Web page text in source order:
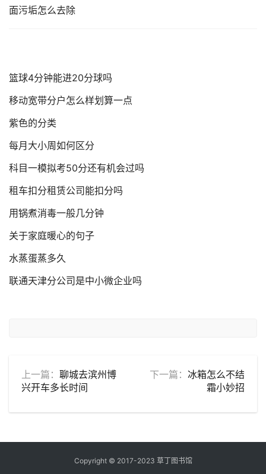
篮球4分钟能进20分球吗
移动宽带分户怎么样划算一点
紫色的分类
每月大小周如何区分
科目一模拟考50分还有机会过吗
租车扣分租赁公司能扣分吗
用锅煮消毒一般几分钟
关于家庭暖心的句子
水蒸蛋蒸多久
联通天津分公司是中小微企业吗
上一篇： 聊城去滨州博
兴开车多长时间
下一篇： 冰箱怎么不结
霜小妙招
Copyright © 2017-2023 草丁图书馆